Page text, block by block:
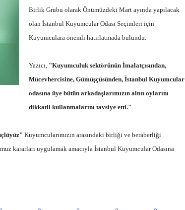
Birlik Grubu olarak Önümüzdeki Mart ayında yapılacak
olan İstanbul Kuyumcular Odası Seçimleri için
Kuyumculara önemli hatırlatmada bulundu.
Yazıcı, "Kuyumculuk sektörünün İmalatçısından,
Mücevhercisine, Gümüşçüsünden, İstanbul Kuyumcular
odasına üye bütün arkadaşlarımızın altın oylarını
dikkatli kullanmalarını tavsiye etti."
Kuyumcularımızın arasındaki birliği ve beraberliği
kararları uygulamak amacıyla İstanbul Kuyumcular Odasına